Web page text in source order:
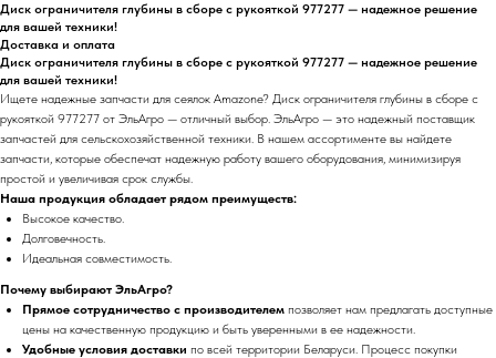
Диск ограничителя глубины в сборе с рукояткой 977277 — надежное решение
для вашей техники!
Доставка и оплата
Диск ограничителя глубины в сборе с рукояткой 977277 — надежное решение
для вашей техники!
Ищете надежные запчасти для сеялок Amazone? Диск ограничителя глубины в сборе с
рукояткой 977277 от ЭльАгро — отличный выбор. ЭльАгро — это надежный поставщик
запчастей для сельскохозяйственной техники. В нашем ассортименте вы найдете
запчасти, которые обеспечат надежную работу вашего оборудования, минимизируя
простой и увеличивая срок службы.
Наша продукция обладает рядом преимуществ:
Высокое качество.
Долговечность.
Идеальная совместимость.
Почему выбирают ЭльАгро?
Прямое сотрудничество с производителем позволяет нам предлагать доступные
цены на качественную продукцию и быть уверенными в ее надежности.
Удобные условия доставки по всей территории Беларуси. Процесс покупки